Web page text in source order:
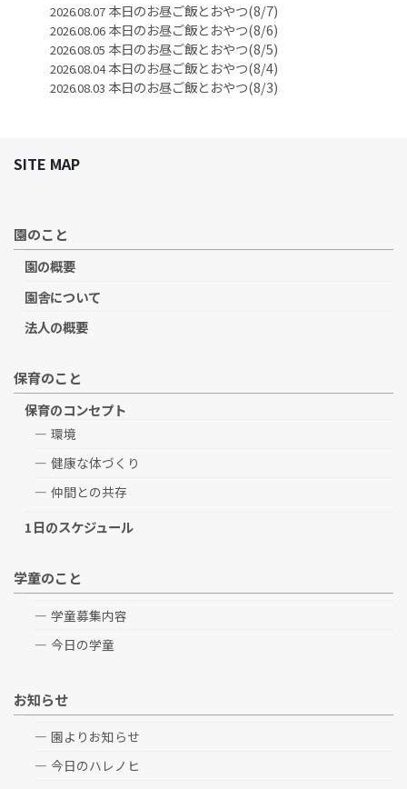
2026.08.07本日のお昼ご飯とおやつ(8/7)
2026.08.06本日のお昼ご飯とおやつ(8/6)
2026.08.05 本日のお昼ご飯とおやつ(8/5)
2026.08.04本日のお昼ご飯とおやつ(8/4)
2026.08.03 本日のお昼ご飯とおやつ(8/3)
SITE MAP
園のこと
園の概要
園舎について
法人の概要
保育のこと
保育のコンセプト
環境
健康な体づくり
仲間との共存
1日のスケジュール
学童のこと
学童募集内容
今日の学童
お知らせ
園よりお知らせ
今日のハレノヒ